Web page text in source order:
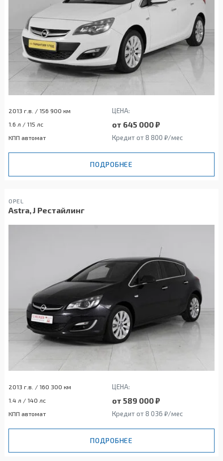
2013 г.в. / 156 900 км ЦЕНА:
1.6 л / 115 лс от 645 000 ₽
КПП автомат Кредит от 8 800 ₽/мес
ПОДРОБНЕЕ
OPEL
Astra, J Рестайлинг
2013 г.в. / 160 300 км ЦЕНА:
1.4 л / 140 лс от 589 000 ₽
КПП автомат Кредит от 8 036 ₽/мес
ПОДРОБНЕЕ